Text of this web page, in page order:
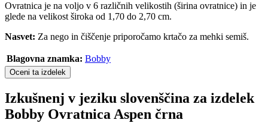
Ovratnica je na voljo v 6 različnih velikostih (širina ovratnice) in je
glede na velikost široka od 1,70 do 2,70 cm.
Nasvet: Za nego in čiščenje priporočamo krtačo za mehki semiš.
Blagovna znamka: Bobby
Oceni ta izdelek
Izkušnenj v jeziku slovenščina za izdelek
Bobby Ovratnica Aspen črna